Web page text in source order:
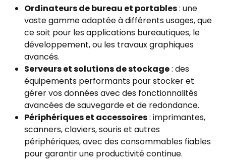
Ordinateurs de bureau et portables: une
vaste gamme adaptée à différents usages, que
ce soit pour les applications bureautiques, le
développement, ou les travaux graphiques
avancés.
Serveurs et solutions de stockage: des
équipements performants pour stocker et
gérer vos données avec des fonctionnalités
avancées de sauvegarde et de redondance.
Périphériques et accessoires: imprimantes,
scanners, claviers, souris et autres
périphériques, avec des consommables fiables
pour garantir une productivité continue.